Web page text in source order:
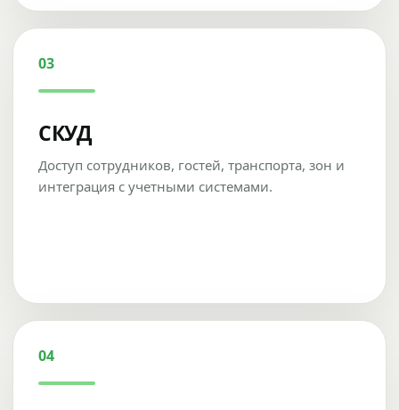
03
СКУД
Доступ сотрудников, гостей, транспорта, зон и
интеграция с учетными системами.
04